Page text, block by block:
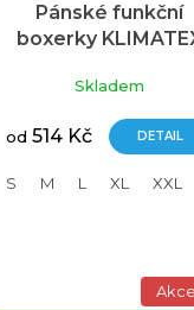
Pánské funkční
boxerky
Skladem
od 514 Kč DETAIL
S M L XL XXL
Akce